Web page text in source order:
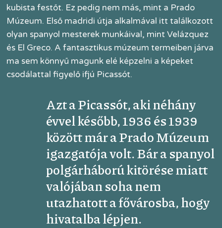
kubista festőt. Ez pedig nem más, mint a Prado
Múzeum. Első madridi útja alkalmával itt találkozott
olyan spanyol mesterek munkáival, mint Velázquez
és El Greco. A fantasztikus múzeum termeiben járva
ma sem könnyű magunk elé képzelni a képeket
csodálattal figyelő ifjú Picassót.
Azt a Picassót, aki néhány
évvel később, 1936 és 1939
között már a Prado Múzeum
igazgatója volt. Bár a spanyol
polgárháború kitörése miatt
valójában soha nem
utazhatott a fővárosba, hogy
hivatalba lépjen.